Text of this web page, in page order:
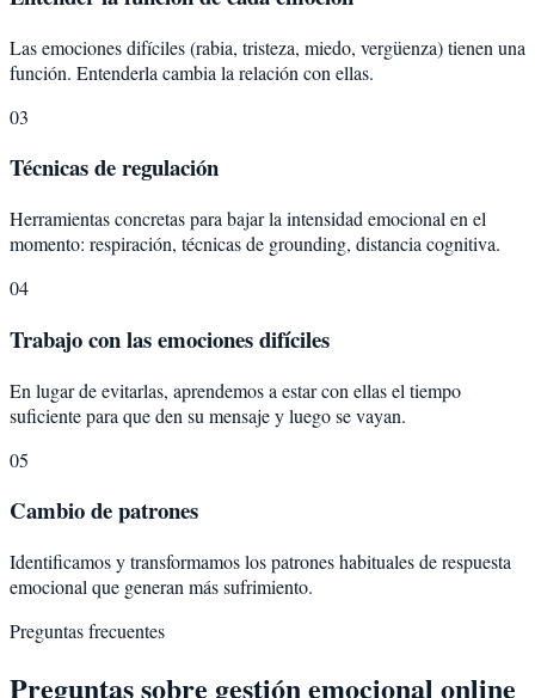
Las emociones difíciles (rabia, tristeza, miedo, vergüenza) tienen una
función. Entenderla cambia la relación con ellas.
03
Técnicas de regulación
Herramientas concretas para bajar la intensidad emocional en el
momento: respiración, técnicas de grounding, distancia cognitiva.
04
Trabajo con las emociones difíciles
En lugar de evitarlas, aprendemos a estar con ellas el tiempo
suficiente para que den su mensaje y luego se vayan.
05
Cambio de patrones
Identificamos y transformamos los patrones habituales de respuesta
emocional que generan más sufrimiento.
Preguntas frecuentes
Preguntas sobre gestión emocional online